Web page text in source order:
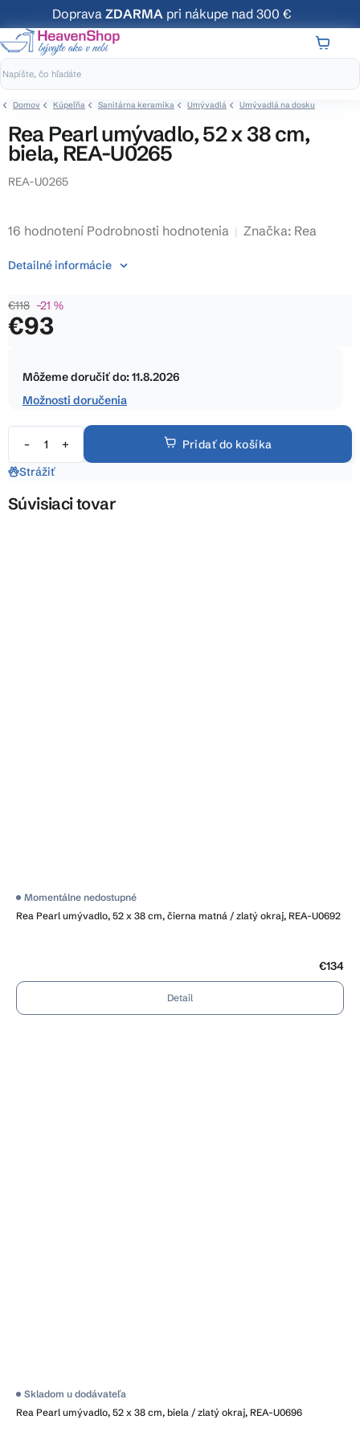
na
obsah
Doprava ZDARMA pri nákupe nad 300 €
Domov Kúpeľňa Sanitárna keramika Umývadlá Umývadlá na dosku
Rea Pearl umývadlo, 52 x 38 cm,
biela, REA-U0265
REA-U0265
Priemerné
produktu
3,8
z
16 hodnotení Podrobnosti hodnotenia Značka: Rea
€118 –21 %
€93
cena:
Môžeme doručiť do:11.8.2026
Možnosti doručenia
Pridať do košíka
Detailné informácie
Strážiť
Súvisiaci tovar
Rea Pearl umývadlo, 52 x 38 cm, čierna matná / zlatý okraj, REA-U0692
Momentálne nedostupné
€134
Detail
Rea Pearl umývadlo, 52 x 38 cm, biela / zlatý okraj, REA-U0696
Skladom u dodávateľa